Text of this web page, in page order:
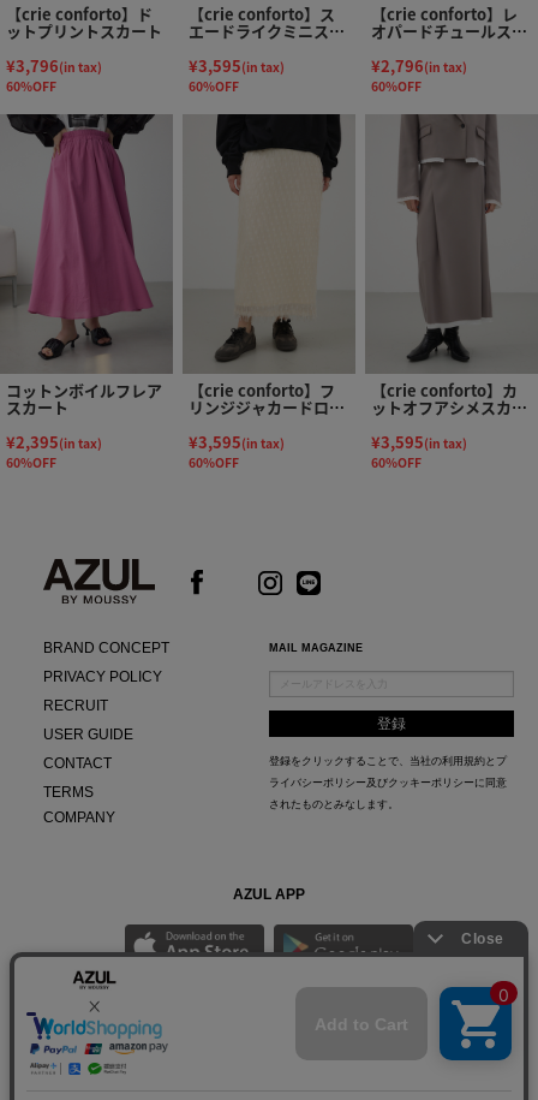
【crie conforto】ド
ットプリントスカート
¥3,796(in tax)
60%OFF
【crie conforto】ス
エードライクミニスカ
¥3,595(in tax)
60%OFF
【crie conforto】レ
オパードチュールスカ
ート
¥2,796(in tax)
60%OFF
コットンボイルフレア
スカート
¥2,395(in tax)
60%OFF
【crie conforto】フ
リンジジャカードロン
グスカート
¥3,595(in tax)
60%OFF
【crie conforto】カ
ットオフアシメスカー
ト
¥3,595(in tax)
60%OFF
BRAND CONCEPT
PRIVACY POLICY
RECRUIT
USER GUIDE
CONTACT
TERMS
COMPANY
MAIL MAGAZINE
登録をクリックすることで、当社の利用規約と プ
ライバシーポリシー及びクッキーポリシー に同意
されたものとみなします。
AZUL APP
最新ニュースやスタイリング紹介までAZUL BY MOUSSYのお得な情報がいち早くチェック